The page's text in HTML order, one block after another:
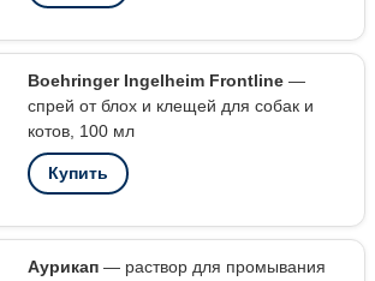
Boehringer Ingelheim Frontline—
спрей от блох и клещей для собак и
котов, 100 мл
Купить
Аурикап— раствор для промывания